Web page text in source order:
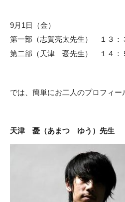
9月1日（金）
第一部（志賀亮太先生） １３：
第二部（天津 憂先生） １４：
では、簡単にお二人のプロフィ
天津 憂（あまつ ゆう）先生